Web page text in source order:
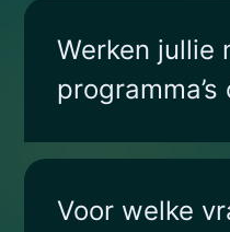
Werken jullie
Voor welke